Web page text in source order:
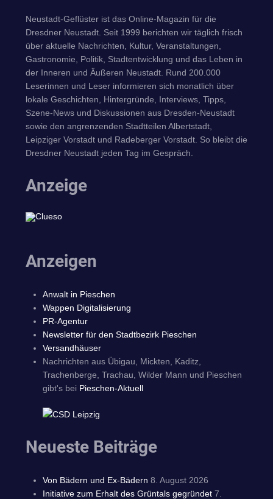
Neustadt-Geflüster ist das Online-Magazin für die
Dresdner Neustadt. Seit 1999 berichten wir täglich frisch
über aktuelle Nachrichten, Kultur, Veranstaltungen,
Gastronomie, Politik, Stadtentwicklung und das Leben in
der Inneren und Äußeren Neustadt. Rund 200.000
Leserinnen und Leser informieren sich monatlich über
lokale Geschichten, Hintergründe, Interviews, Tipps,
Szene-News und Diskussionen aus Dresden-Neustadt
sowie den angrenzenden Stadtteilen Albertstadt,
Leipziger Vorstadt und Radeberger Vorstadt. So bleibt die
Dresdner Neustadt jeden Tag im Gespräch.
Anzeige
Anzeigen
Anwalt in Pieschen
Wappen Digitalisierung
PR-Agentur
Newsletter für den Stadtbezirk Pieschen
Versandhäuser
Nachrichten aus Übigau, Mickten, Kaditz,
Trachenberge, Trachau, Wilder Mann und Pieschen
gibt's bei Pieschen-Aktuell
Neueste Beiträge
Von Bädern und Ex-Bädern 8. August 2026
Initiative zum Erhalt des Grüntals gegründet 7.